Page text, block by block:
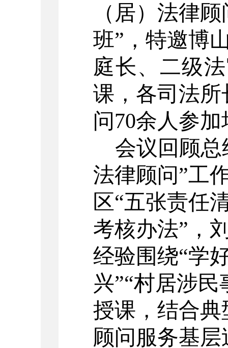
（居）法律
班”， 特邀博
庭长、二级法
课， 各司法所
问70余人参加
会议回顾
法律顾问”工
区“五张责任
考核办法”，
经验围绕“学
兴”“村居涉
授课，结合典
顾问服务基